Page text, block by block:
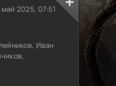
май 2025, 07:51
Иван